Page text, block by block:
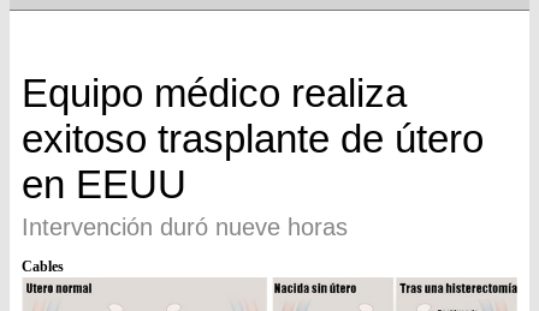
Equipo médico realiza
exitoso trasplante de útero
en EEUU
Intervención duró nueve horas
Cables